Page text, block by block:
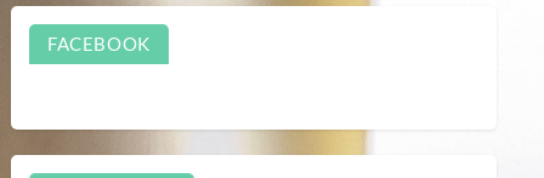
FACEBOOK